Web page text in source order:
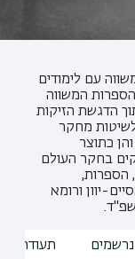
עם לימודים
המשווה
הדגשת הזיקות
מחקר
כתוצר
בחקר העולם
הספרות,
יוון ורומא
נרשמים תעודת